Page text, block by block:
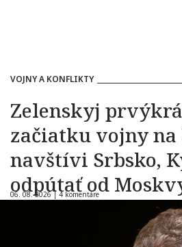
VOJNY A KONFLIKTY
Zelenskyj
začiatku vojny
navštívi Srbsko,
odpútať od
06. 08. 2026 | 4 komentáre